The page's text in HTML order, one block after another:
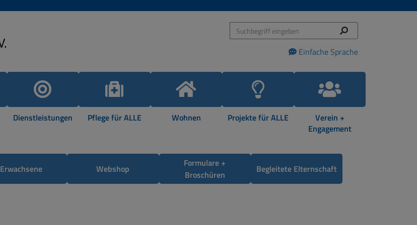
Einfache Sprache
Dienstleistungen Pflege für ALLE Wohnen Projekte für ALLE
Verein +
Engagement
Erwachsene Webshop
Formulare +
Broschüren
Begleitete Elternschaft